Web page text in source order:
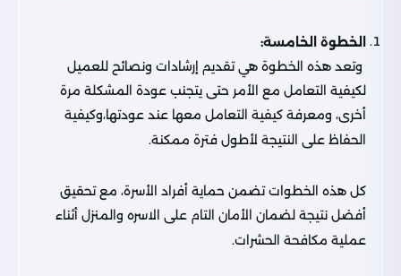
الخطوة الخامسة:
وتعد هذه الخطوة هي تقديم إرشادات ونصائح للعميل
لكيفية التعامل مع الأمر حتى يتجنب عودة المشكلة مرة
أخرى، ومعرفة كيفية التعامل معها عند عودتها،وكيفية
الحفاظ على النتيجة لأطول فترة ممكنة.
كل هذه الخطوات تضمن حماية أفراد الأسرة، مع تحقيق
أفضل نتيجة لضمان الأمان التام على الاسره والمنزل أثناء
عملية مكافحة الحشرات.